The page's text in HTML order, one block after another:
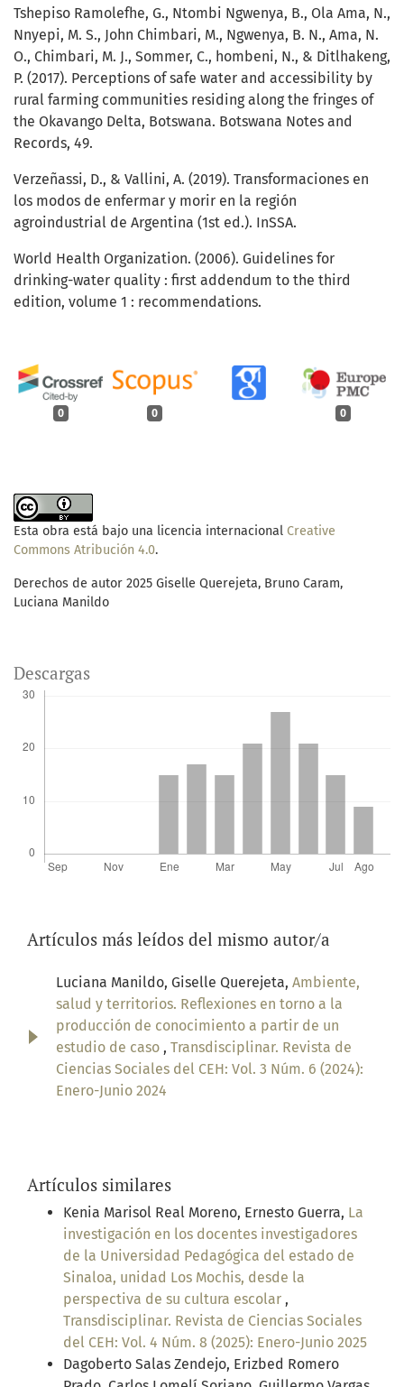
0 0 0
Tshepiso Ramolefhe, G., Ntombi Ngwenya, B., Ola Ama, N.,
Nnyepi, M. S., John Chimbari, M., Ngwenya, B. N., Ama, N.
O., Chimbari, M. J., Sommer, C., hombeni, N., & Ditlhakeng,
P. (2017). Perceptions of safe water and accessibility by
rural farming communities residing along the fringes of
the Okavango Delta, Botswana. Botswana Notes and
Records, 49.
Verzeñassi, D., & Vallini, A. (2019). Transformaciones en
los modos de enfermar y morir en la región
agroindustrial de Argentina (1st ed.). InSSA.
World Health Organization. (2006). Guidelines for
drinking-water quality : first addendum to the third
edition, volume 1 : recommendations.
Esta obra está bajo una licencia internacional Creative
Commons Atribución 4.0.
Derechos de autor 2025 Giselle Querejeta, Bruno Caram,
Luciana Manildo
Descargas
Artículos más leídos del mismo autor/a
Luciana Manildo, Giselle Querejeta, Ambiente,
salud y territorios. Reflexiones en torno a la
producción de conocimiento a partir de un
estudio de caso , Transdisciplinar. Revista de
Ciencias Sociales del CEH: Vol. 3 Núm. 6 (2024):
Enero-Junio 2024
Artículos similares
Kenia Marisol Real Moreno, Ernesto Guerra, La
investigación en los docentes investigadores
de la Universidad Pedagógica del estado de
Sinaloa, unidad Los Mochis, desde la
perspectiva de su cultura escolar ,
Transdisciplinar. Revista de Ciencias Sociales
del CEH: Vol. 4 Núm. 8 (2025): Enero-Junio 2025
Dagoberto Salas Zendejo, Erizbed Romero